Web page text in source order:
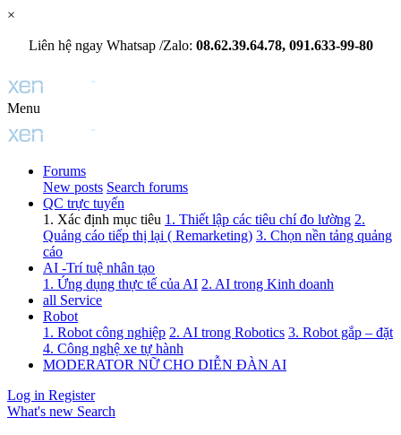
×
Liên hệ ngay Whatsap /Zalo: 08.62.39.64.78, 091.633-99-80
Menu
Forums
New posts Search forums
QC trực tuyến
1. Xác định mục tiêu 1. Thiết lập các tiêu chí đo lường 2.
Quảng cáo tiếp thị lại ( Remarketing) 3. Chọn nền tảng quảng
cáo
AI -Trí tuệ nhân tạo
1. Ứng dụng thực tế của AI 2. AI trong Kinh doanh
all Service
Robot
1. Robot công nghiệp 2. AI trong Robotics 3. Robot gắp – đặt
4. Công nghệ xe tự hành
MODERATOR NỮ CHO DIỄN ĐÀN AI
Log in Register
What's new Search